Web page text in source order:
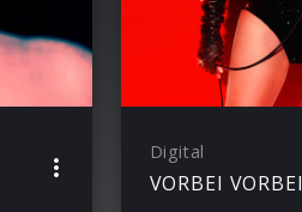
Digital
VORBEI VORBEI